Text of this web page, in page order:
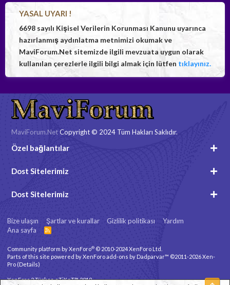
YASAL UYARI !
6698 sayılı Kişisel Verilerin Korunması Kanunu uyarınca
hazırlanmış aydınlatma metnimizi okumak ve
MaviForum.Net sitemizde ilgili mevzuata uygun olarak
kullanılan çerezlerle ilgili bilgi almak için lütfen tıklayınız.
MaviForum.NetCopyright © 2024 Tüm Hakları Saklıdır.
Özel bağlantılar
Dost Sitelerimiz
Dost Sitelerimiz
Bize ulaşın Şartlar ve kurallar Gizlilik politikası
Yardım
Ana sayfa
R
Community platform by XenForo® © 2010-2024 XenForo Ltd.
Parts of this site powered byXenForo add-ons by Dadparvar™ ©2011-2026Xen-
Pro (Details)
XenForo 2 Türkçe eTiKeT™ 2019